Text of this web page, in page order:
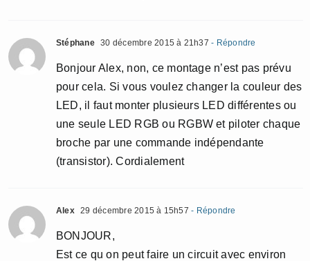
Stéphane 30 décembre 2015 à 21h37 - Répondre
Bonjour Alex, non, ce montage n’est pas prévu
pour cela. Si vous voulez changer la couleur des
LED, il faut monter plusieurs LED différentes ou
une seule LED RGB ou RGBW et piloter chaque
broche par une commande indépendante
(transistor). Cordialement
Alex 29 décembre 2015 à 15h57 - Répondre
BONJOUR,
Est ce qu on peut faire un circuit avec environ